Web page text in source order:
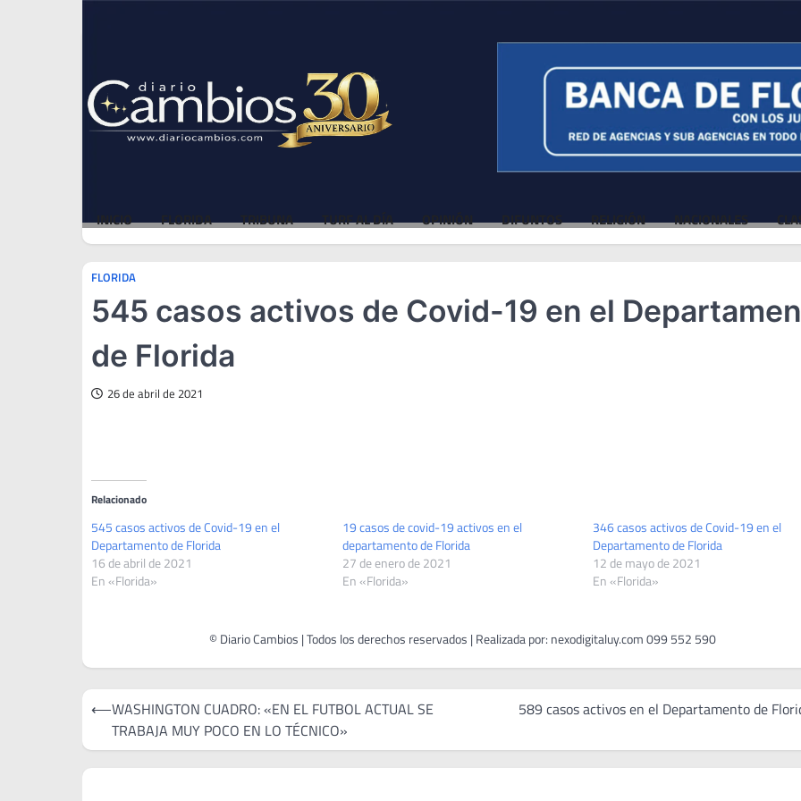
INICIO FLORIDA TRIBUNA TURF AL DÍA OPINIÓN DIFUNTOS RELIGIÓN NACIONALES
FLORIDA
545 casos activos de Covid-19 en el
de Florida
26 de abril de 2021
Relacionado
545 casos activos de Covid-19 en el
Departamento de Florida
16 de abril de 2021
En «Florida»
19 casos de covid-19 activos en el
departamento de Florida
27 de enero de 2021
En «Florida»
346 casos activos de Covid-19 en el
Departamento de Florida
12 de mayo de 2021
En «Florida»
Navegación
entradas
⟵WASHINGTON CUADRO: «EN EL FUTBOL ACTUAL SE
TRABAJA MUY POCO EN LO TÉCNICO»
589 casos activos en el Departamento de